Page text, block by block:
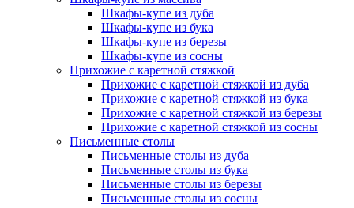
Шкафы-купе из дуба
Шкафы-купе из бука
Шкафы-купе из березы
Шкафы-купе из сосны
Прихожие с каретной стяжкой
Прихожие с каретной стяжкой из дуба
Прихожие с каретной стяжкой из бука
Прихожие с каретной стяжкой из березы
Прихожие с каретной стяжкой из сосны
Письменные столы
Письменные столы из дуба
Письменные столы из бука
Письменные столы из березы
Письменные столы из сосны